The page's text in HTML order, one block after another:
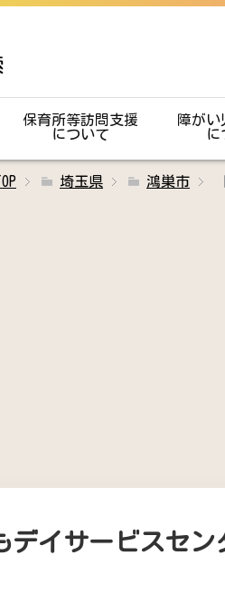
保育所等訪問支援
について
障がい
に
埼玉県 鴻巣市
デイサービスセン